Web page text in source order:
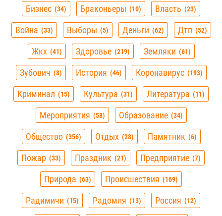
Бизнес 34 Браконьеры 10 Власть 23
Война 33 Выборы 5 Деньги 62 Дтп 52
Жкх 41 Здоровье 219 Земляки 61
Зубович 8 История 46 Коронавирус 193
Криминал 15 Культура 31 Литература 11
Мероприятия 58 Образование 34
Общество 356 Отдых 28 Памятник 6
Пожар 33 Праздник 21 Предприятие 7
Природа 63 Происшествия 169
Радимичи 15 Радомля 13 Россия 12